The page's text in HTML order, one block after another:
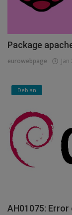
Package
eurowebpage
Debian
AH01075: